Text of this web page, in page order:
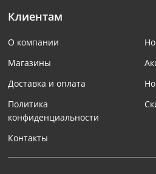
Клиентам
О компании
Магазины
Доставка и оплата
Политика
конфиденциальности
Контакты